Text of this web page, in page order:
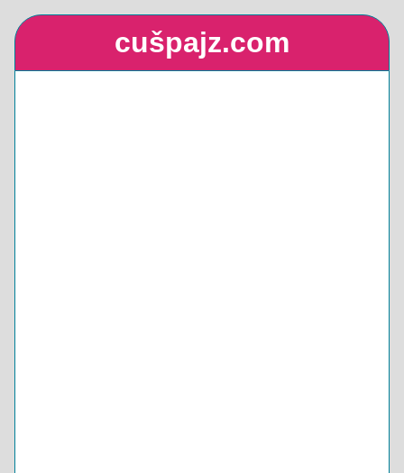
cušpajz.com